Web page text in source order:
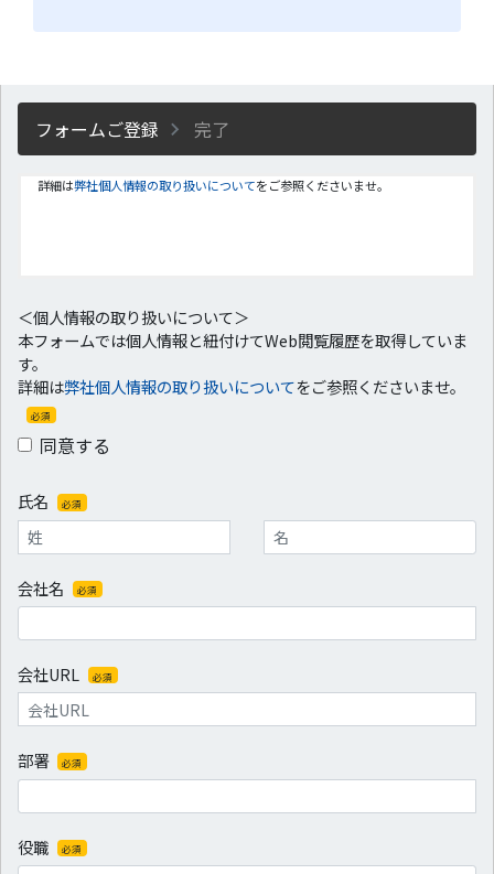
フォームご登録 完了
詳細は弊社個人情報の取り扱いについてをご参照くださいませ。
＜個人情報の取り扱いについて＞
本フォームでは個人情報と紐付けてWeb閲覧履歴を取得していま
す。
詳細は弊社個人情報の取り扱いについてをご参照くださいませ。
必須
同意する
氏名 必須
会社名 必須
会社URL 必須
部署 必須
役職 必須